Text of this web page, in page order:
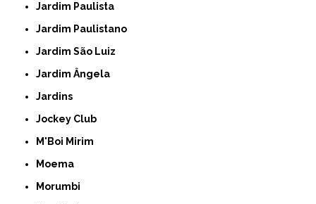
Jardim Paulista
Jardim Paulistano
Jardim São Luiz
Jardim Ângela
Jardins
Jockey Club
M'Boi Mirim
Moema
Morumbi